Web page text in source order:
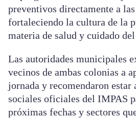
preventivos directamente a
fortaleciendo la cultura de la
materia de salud y cuidado
Las autoridades municipales
vecinos de ambas colonias a
jornada y recomendaron estar
sociales oficiales del IMPAS
próximas fechas y sectores